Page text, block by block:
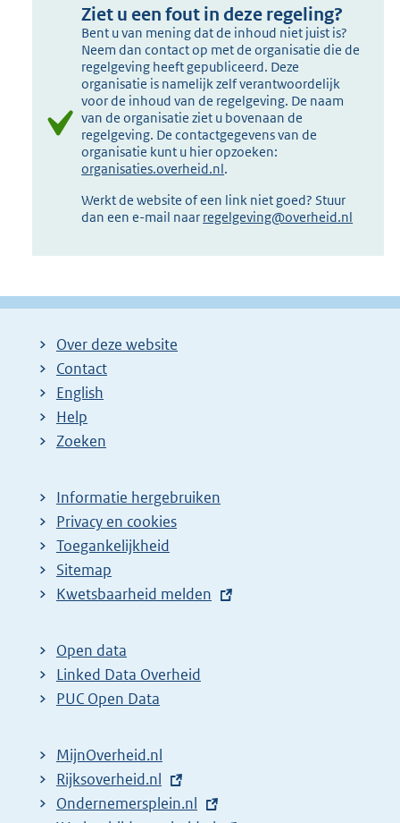
Ziet u een fout in deze regeling?
Bent u van mening dat de inhoud niet juist is?
Neem dan contact op met de organisatie die de
regelgeving heeft gepubliceerd. Deze
organisatie is namelijk zelf verantwoordelijk
voor de inhoud van de regelgeving. De naam
van de organisatie ziet u bovenaan de
regelgeving. De contactgegevens van de
organisatie kunt u hier opzoeken:
organisaties.overheid.nl.
Werkt de website of een link niet goed? Stuur
dan een e-mail naar regelgeving@overheid.nl
Over deze website
Contact
English
Help
Zoeken
Informatie hergebruiken
Privacy en cookies
Toegankelijkheid
Sitemap
E
t
e
r
l
i
n
Kwetsbaarheid melden
Open data
Linked Data Overheid
PUC Open Data
MijnOverheid.nl
E
x
Rijksoverheid.nl
E
Ondernemersplein.nl